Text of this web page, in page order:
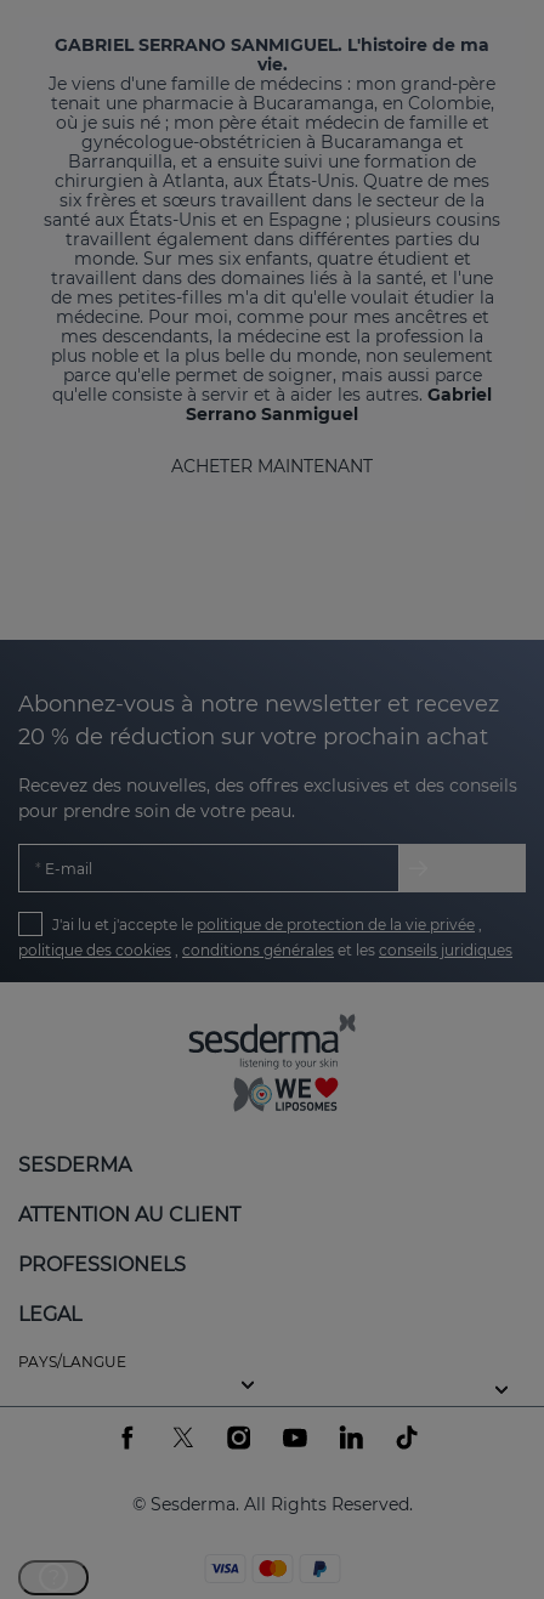
GABRIEL SERRANO SANMIGUEL. L'histoire de ma
vie.
Je viens d'une famille de médecins : mon grand-père
tenait une pharmacie à Bucaramanga, en Colombie,
où je suis né ; mon père était médecin de famille et
gynécologue-obstétricien à Bucaramanga et
Barranquilla, et a ensuite suivi une formation de
chirurgien à Atlanta, aux États-Unis. Quatre de mes
six frères et sœurs travaillent dans le secteur de la
santé aux États-Unis et en Espagne ; plusieurs cousins
travaillent également dans différentes parties du
monde. Sur mes six enfants, quatre étudient et
travaillent dans des domaines liés à la santé, et l'une
de mes petites-filles m'a dit qu'elle voulait étudier la
médecine. Pour moi, comme pour mes ancêtres et
mes descendants, la médecine est la profession la
plus noble et la plus belle du monde, non seulement
parce qu'elle permet de soigner, mais aussi parce
qu'elle consiste à servir et à aider les autres. Gabriel
Serrano Sanmiguel
ACHETER MAINTENANT
Abonnez-vous à notre newsletter et recevez
20 % de réduction sur votre prochain achat
Recevez des nouvelles, des offres exclusives et des conseils
pour prendre soin de votre peau.
E-mail
J'ai lu et j'accepte le politique de protection de la vie privée
politique des cookies conditions générales et les conseils juridiques
SESDERMA
ATTENTION AU CLIENT
PROFESSIONELS
LEGAL
PAYS/LANGUE
© Sesderma. All Rights Reserved.